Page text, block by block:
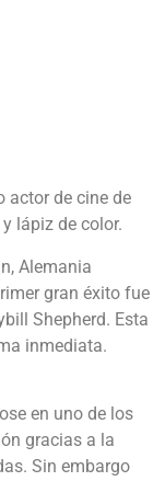
actor de cine de
lápiz de color.
Alemania
gran éxito fue
Shepherd. Esta
inmediata.
en uno de los
gracias a la
Sin embargo